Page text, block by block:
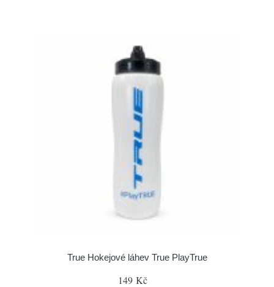
True Hokejové láhev True PlayTrue
149 Kč